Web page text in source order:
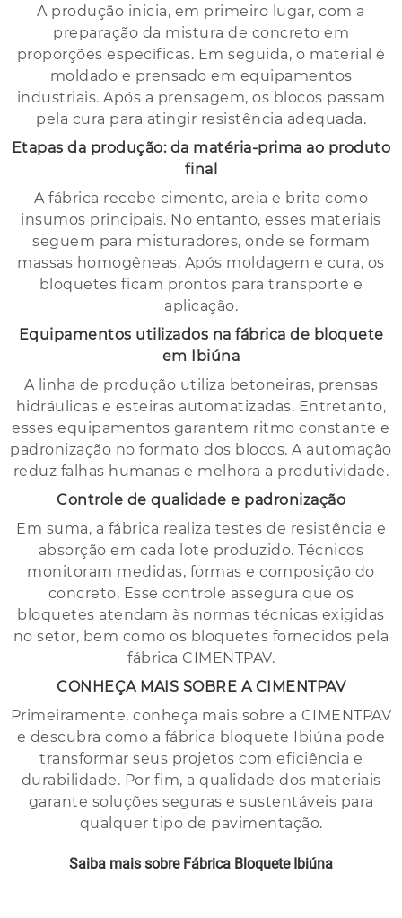
A produção inicia, em primeiro lugar, com a
preparação da mistura de concreto em
proporções específicas. Em seguida, o material é
moldado e prensado em equipamentos
industriais. Após a prensagem, os blocos passam
pela cura para atingir resistência adequada.
Etapas da produção: da matéria-prima ao produto
final
A fábrica recebe cimento, areia e brita como
insumos principais. No entanto, esses materiais
seguem para misturadores, onde se formam
massas homogêneas. Após moldagem e cura, os
bloquetes ficam prontos para transporte e
aplicação.
Equipamentos utilizados na fábrica de bloquete
em Ibiúna
A linha de produção utiliza betoneiras, prensas
hidráulicas e esteiras automatizadas. Entretanto,
esses equipamentos garantem ritmo constante e
padronização no formato dos blocos. A automação
reduz falhas humanas e melhora a produtividade.
Controle de qualidade e padronização
Em suma, a fábrica realiza testes de resistência e
absorção em cada lote produzido. Técnicos
monitoram medidas, formas e composição do
concreto. Esse controle assegura que os
bloquetes atendam às normas técnicas exigidas
no setor, bem como os bloquetes fornecidos pela
fábrica CIMENTPAV.
CONHEÇA MAIS SOBRE A CIMENTPAV
Primeiramente, conheça mais sobre a CIMENTPAV
e descubra como a fábrica bloquete Ibiúna pode
transformar seus projetos com eficiência e
durabilidade. Por fim, a qualidade dos materiais
garante soluções seguras e sustentáveis para
qualquer tipo de pavimentação.
Saiba mais sobre Fábrica Bloquete Ibiúna